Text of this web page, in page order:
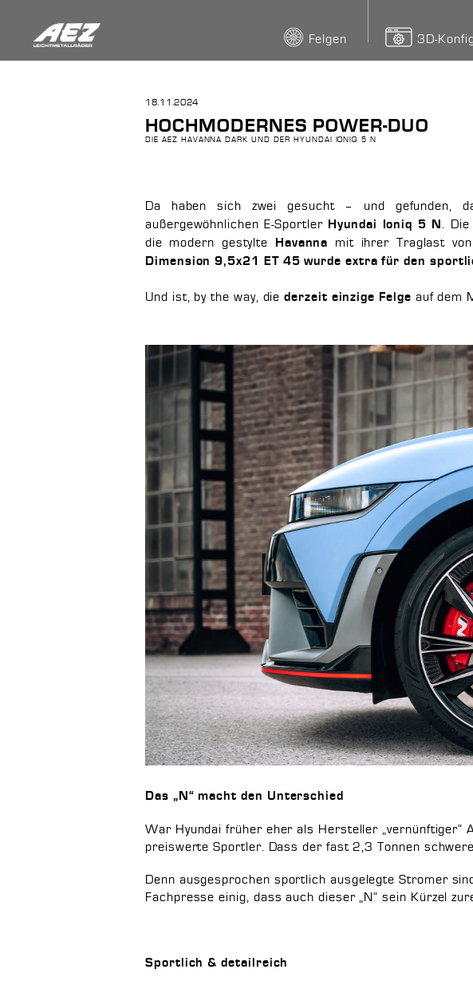
Felgen 3D-
18.11.2024
HOCHMODERNES POWER-DUO
DIE AEZ HAVANNA DARK UND DER HYUNDAI IONIQ 5 N
Da haben sich zwei gesucht – und gefunden,
außergewöhnlichen E-Sportler Hyundai Ioniq 5 N .
die modern gestylte
Havanna mit ihrer Traglast
Dimension 9,5x21 ET 45 wurde extra für den
Und ist, by the way, diederzeit einzige Felge auf dem
Das „N“ macht den Unterschied
War Hyundai früher eher als Hersteller „vernünftiger“
preiswerte Sportler. Dass der fast 2,3 Tonnen
Denn ausgesprochen sportlich ausgelegte Stromer
Fachpresse einig, dass auch dieser „N“ sein Kürzel
Sportlich & detailreich